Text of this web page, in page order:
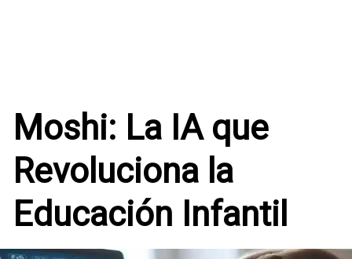
Moshi: La IA que
Revoluciona la
Educación Infantil